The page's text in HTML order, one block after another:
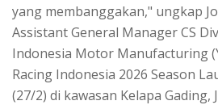
yang membanggakan," ungkap
Assistant General Manager CS
Indonesia Motor Manufacturing
Racing Indonesia 2026 Season
(27/2) di kawasan Kelapa Gading,